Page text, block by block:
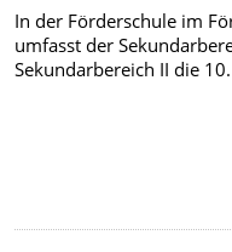
In der Förderschule im
umfasst der
Sekundarbereich II die